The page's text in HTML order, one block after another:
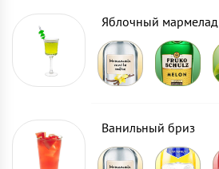
Яблочный мармелад
Ванильный бриз